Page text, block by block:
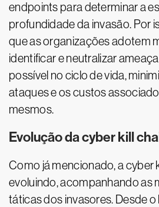
endpoints para determinar a
profundidade da invasão. Por
que as organizações adotem
identificar e neutralizar
possível no ciclo de vida,
ataques e os custos
mesmos.
Evolução da cyber kill
Como já mencionado, a cyber
evoluindo, acompanhando as
táticas dos invasores. Desde